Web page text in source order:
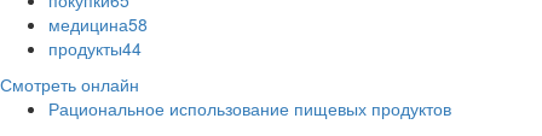
медицина58
продукты44
Смотреть онлайн
Рациональное использование пищевых продуктов